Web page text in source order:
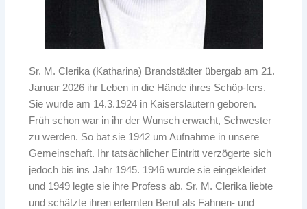
Sr. M. Clerika (Katharina) Brandstädter übergab am 21.
Januar 2026 ihr Leben in die Hände ihres Schöp-fers.
Sie wurde am 14.3.1924 in Kaiserslautern geboren.
Früh schon war in ihr der Wunsch erwacht, Schwester
zu werden. So bat sie 1942 um Aufnahme in unsere
Gemeinschaft. Ihr tatsächlicher Eintritt verzögerte sich
jedoch bis ins Jahr 1945. 1946 wurde sie eingekleidet
und 1949 legte sie ihre Profess ab. Sr. M. Clerika liebte
und schätzte ihren erlernten Beruf als Fahnen- und